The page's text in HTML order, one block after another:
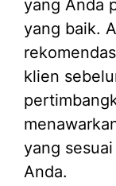
yang Anda
yang baik.
klien
yang
Anda.